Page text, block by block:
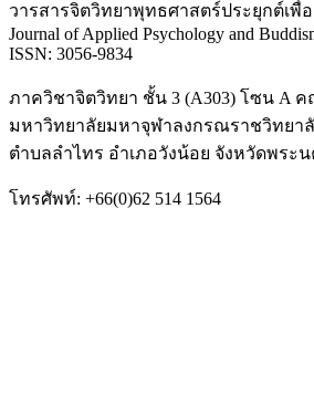
วารสารจิตวิทยาพุทธศาสตร์ประยุกต์เพื่
Journal of Applied Psychology and
ISSN: 3056-9834
ภาควิชาจิตวิทยา ชั้น 3 (A303) โซน A
มหาวิทยาลัยมหาจุฬาลงกรณราชวิทยาลั
ตำบลลำไทร อำเภอวังน้อย จังหวัดพระน
โทรศัพท์: +66(0)62 514 1564